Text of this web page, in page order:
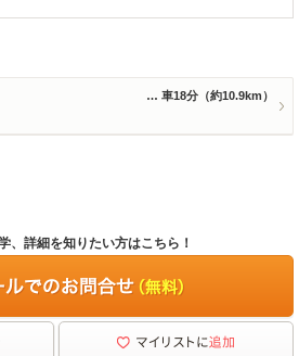
車18分 （約10.9km）
、詳細を知りたい方はこちら！